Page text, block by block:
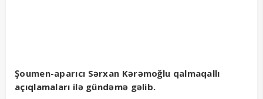
Şoumen-aparıcı Sərxan Kərəmoğlu qalmaqallı
açıqlamaları ilə gündəmə gəlib.